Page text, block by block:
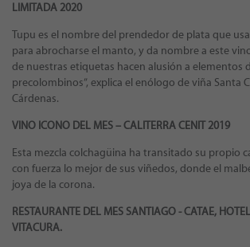
LIMITADA 2020
Tupu es el nombre del prendedor de plata que
para abrocharse el manto, y da nombre a este
de nuestras etiquetas hacen alusión a elementos
precolombinos”, explica el enólogo de viña Santa
Cárdenas.
VINO ICONO DEL MES –CALITERRA CENIT 2019
Esta mezcla colchagüina ha transitado su propio
con fuerza lo mejor de sus viñedos, donde el
joya de la corona.
RESTAURANTE DEL MES SANTIAGO -CATAE,
VITACURA.